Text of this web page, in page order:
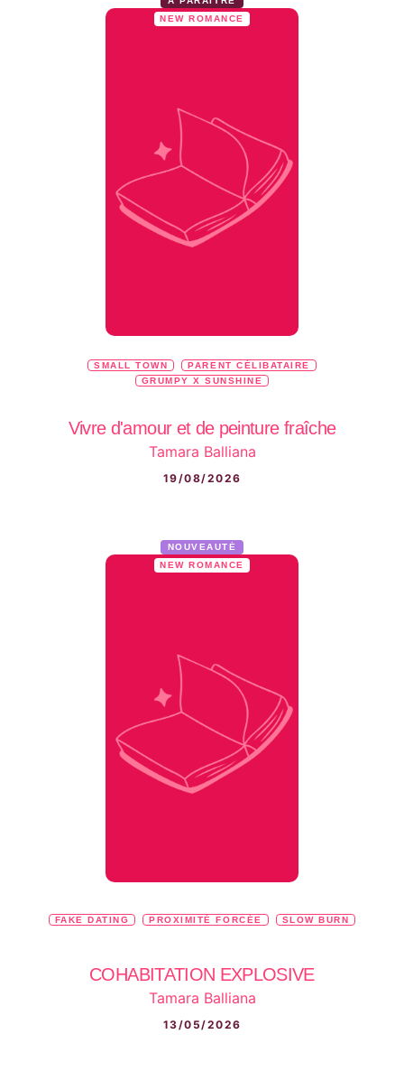
NEW ROMANCE
SMALL TOWN
PARENT CÉLIBATAIRE
GRUMPY X SUNSHINE
Vivre d'amour et de peinture fraîche
Tamara Balliana
19/08/2026
NOUVEAUTÉ
NEW ROMANCE
FAKE DATING PROXIMITÉ FORCÉE SLOW BURN
COHABITATION EXPLOSIVE
Tamara Balliana
13/05/2026